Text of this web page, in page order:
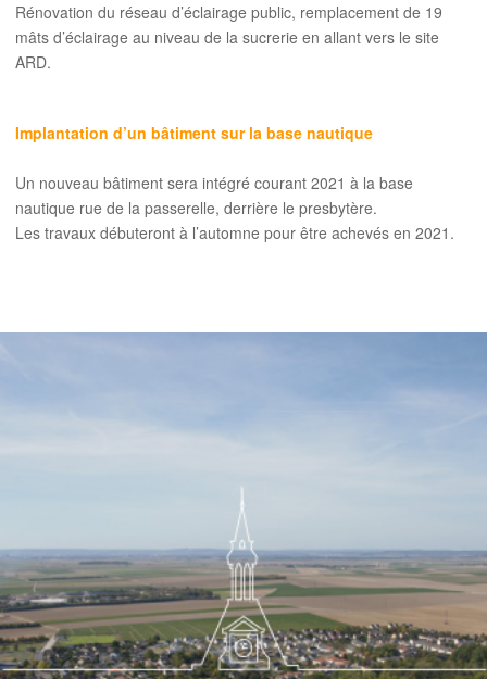
Rénovation du réseau d’éclairage public, remplacement de 19
mâts d’éclairage au niveau de la sucrerie en allant vers le site
ARD.
Implantation d’un bâtiment sur la base nautique
Un nouveau bâtiment sera intégré courant 2021 à la base
nautique rue de la passerelle, derrière le presbytère.
Les travaux débuteront à l’automne pour être achevés en 2021.